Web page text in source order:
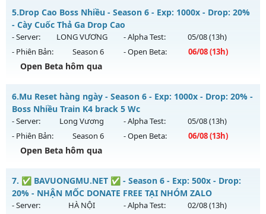
Thể loại: Mu Custom thêm đồ mới
Antihack: SPK
MUHN2003 - không web shop cày chay
Mu mới ra tháng 08 2026 - Mở máy chủ
05/08/2626
Exp: 9999x - Drop: 50%
Kiểu reset: Reset In Game
Antihack: XSHield
5.Drop Cao Boss Nhiều - Season 6 - Exp: 1000x - Drop: 20%
- Cày Cuốc Thả Ga Drop Cao
- Server: LONG VƯƠNG - Alpha Test: 05/08(13h)
- Phiên Bản:
Season 6 - Open Beta: 06/08(13h)
Open Beta hôm qua
Drop Cao Boss Nhiều - Cày Cuốc Thả Ga Drop Cao
Mu mới ra tháng 08 2026 - Mở máy chủ
13h ngày 06/08/2626
Exp: 1000x - Drop: 20%
Kiểu reset: Reset In Game
Thể loại: Mu Nguyên bản Webzen
Antihack: GameGuard
6.Mu Reset hàng ngày - Season 6 - Exp: 1000x - Drop: 20% -
Boss Nhiều Train K4 brack 5 Wc
- Server: Long Vương - Alpha Test: 05/08(13h)
- Phiên Bản:
Season 6 - Open Beta: 06/08(13h)
Open Beta hôm qua
Mu Reset hàng ngày - Boss Nhiều Train K4 brack 5 Wc
Mu mới ra tháng 08 2026 - Mở máy chủLong Vương
13h ngày 06/08/2626
7. ✅ BAVUONGMU.NET ✅ - Season 6 - Exp: 500x - Drop:
20% - NHẬN MỐC DONATE FREE TẠI NHÓM ZALO
- Server: HÀ NỘI - Alpha Test: 02/08(13h)